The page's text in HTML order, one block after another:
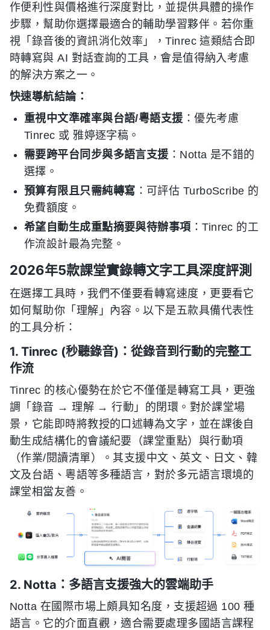
作便利性與價格進行深度對比，並提供具體的操作
步驟，幫助你選擇最適合的輔助學習夥伴。若你重
視「錄音後的資訊消化效率」，Tinrec 這類結合即
時轉寫與 AI 對話查詢的工具，會是值得納入考慮
的解決方案之一。
快速導航結論：
重視中文準確率與台語/粵語支援 ：優先考慮
Tinrec 或 雅婷逐字稿。
需要跨平台同步與多語言支援 ：Notta 是不錯的
選擇。
預算有限且只需純轉寫 ：可評估 TurboScribe 的
免費額度。
希望自動生成重點摘要與待辦事項 ：Tinrec 的工
作流設計最為完整。
2026年5款課堂實錄轉文字工具深度評測
在選擇工具時，我們不僅要看轉寫速度，更要看它
如何幫助你「理解」內容。以下是五款具備代表性
的工具分析：
1. Tinrec (秒聽錄音)：從錄音到行動的完整工
作流
Tinrec 的核心優勢在於它不僅僅是轉寫工具，更強
調「錄音 → 理解 → 行動」的閉環。對於課堂場
景，它能即時將教授的口述轉為文字，並在課後自
動生成結構化的會議紀要（課堂重點）與行動項
（作業/閱讀清單）。其支援中文、英文、日文、韓
文及台語、粵語等多種語言，對於多元語言環境的
課堂相當友善。
2. Notta：多語言支援強大的雲端助手
Notta 在國際市場上頗具知名度，支援超過 100 種
語言。它的介面直觀，適合需要處理多國語言課程